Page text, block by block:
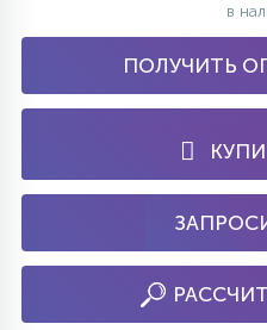
в
ПОЛУЧИТЬ